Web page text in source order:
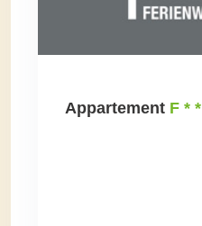
Appartement F * *